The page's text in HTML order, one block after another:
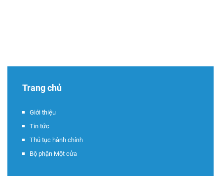
Trang chủ
Giới thiệu
Tin tức
Thủ tục hành chính
Bộ phận Một cửa